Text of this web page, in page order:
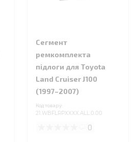
Сегмент
ремкомплекта
підлоги для Toyota
Land Cruiser J100
(1997–2007)
Код товару:
21.WBFLRPXXXX.ALL.0.00
0